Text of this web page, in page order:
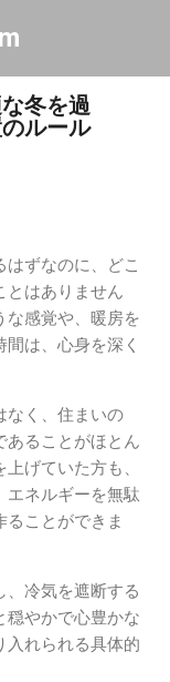
に移動
冬を過
ルール
ずなのに、どこ
とはありません
な感覚や、暖房を
は、心身を深く
なく、住まいの
あることがほとん
げていた方も、
エネルギーを無駄
ことができま
、冷気を遮断する
穏やかで心豊かな
入れられる具体的